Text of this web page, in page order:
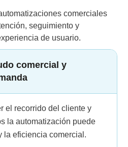
comerciales
seguimiento y
de usuario.
comercial y
el recorrido del cliente y
la automatización puede
la eficiencia comercial.